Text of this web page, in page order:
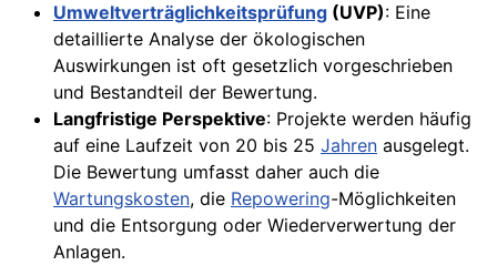
Umweltverträglichkeitsprüfung (UVP): Eine
detaillierte Analyse der ökologischen
Auswirkungen ist oft gesetzlich vorgeschrieben
und Bestandteil der Bewertung.
Langfristige Perspektive: Projekte werden häufig
auf eine Laufzeit von 20 bis 25 Jahren ausgelegt.
Die Bewertung umfasst daher auch die
Wartungskosten, die Repowering-Möglichkeiten
und die Entsorgung oder Wiederverwertung der
Anlagen.